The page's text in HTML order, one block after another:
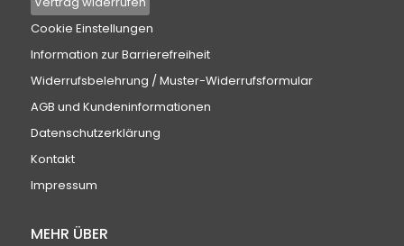
Cookie Einstellungen
Information zur Barrierefreiheit
Widerrufsbelehrung / Muster-Widerrufsformular
AGB und Kundeninformationen
Datenschutzerklärung
Kontakt
Impressum
MEHR ÜBER